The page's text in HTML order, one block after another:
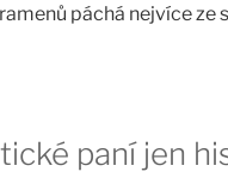
páchá nejvíce ze
paní jen